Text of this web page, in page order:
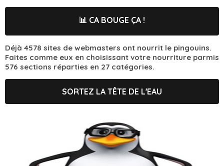
📊 CA BOUGE ÇA !
Déjà 4578 sites de webmasters ont nourrit le pingouins.
Faites comme eux en choisissant votre nourriture parmis
576 sections réparties en 27 catégories.
SORTEZ LA TÊTE DE L'EAU